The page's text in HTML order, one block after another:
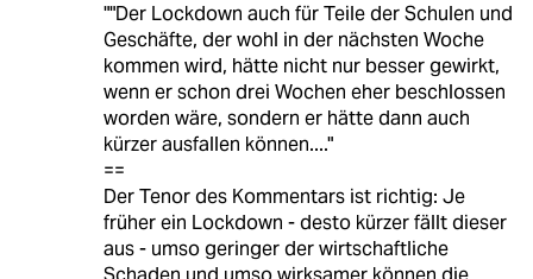
""Der Lockdown auch für Teile der Schulen und
Geschäfte, der wohl in der nächsten Woche
kommen wird, hätte nicht nur besser gewirkt,
wenn er schon drei Wochen eher beschlossen
worden wäre, sondern er hätte dann auch
kürzer ausfallen können...."
==
Der Tenor des Kommentars ist richtig: Je
früher ein Lockdown - desto kürzer fällt dieser
aus - umso geringer der wirtschaftliche